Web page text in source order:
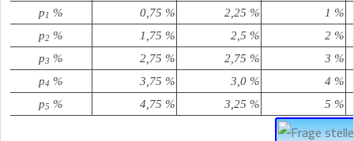
p 1 % 0,75 % 2,25 %
1 %
p2 % 1,75 % 2,5 %
2 %
p3 % 2,75 % 2,75 %
3 %
p4 % 3,75 % 3,0 %
4 %
p5 % 4,75 % 3,25 % 5 %